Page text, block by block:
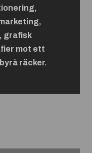
grafisk
mot ett
räcker.